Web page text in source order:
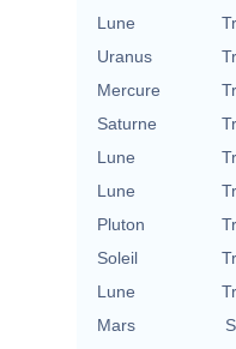
Lune
Uranus
Mercure
Saturne
Lune
Lune
Pluton
Soleil
Lune
Mars